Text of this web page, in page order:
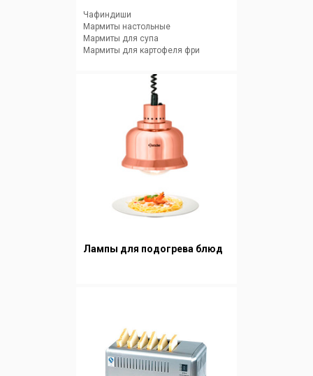
Чафиндиши
Мармиты настольные
Мармиты для супа
Мармиты для картофеля фри
Лампы для подогрева блюд